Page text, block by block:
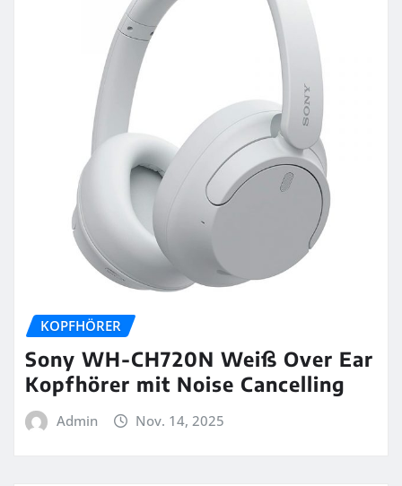
KOPFHÖRER
Sony WH-CH720N Weiß Over Ear
Kopfhörer mit Noise Cancelling
Admin Nov. 14, 2025